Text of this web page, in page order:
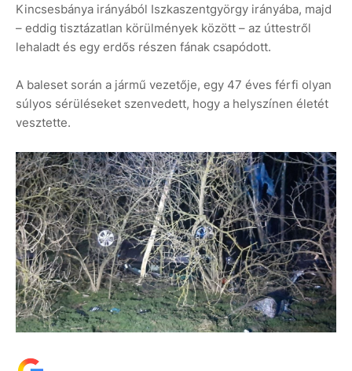
Kincsesbánya irányából Iszkaszentgyörgy irányába, majd
– eddig tisztázatlan körülmények között – az úttestről
lehaladt és egy erdős részen fának csapódott.
A baleset során a jármű vezetője, egy 47 éves férfi olyan
súlyos sérüléseket szenvedett, hogy a helyszínen életét
vesztette.